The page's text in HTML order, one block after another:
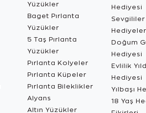
Yüzükler
Baget Pırlanta
Yüzükler
5 Taş Pırlanta
Yüzükler
Pırlanta Kolyeler
Pırlanta Küpeler
Pırlanta Bileklikler
Alyans
Altın Yüzükler
Hediyesi
Sevgililer
Doğum
Hediyesi
Evlilik
Hediyesi
Yılbaşı
18 Yaş